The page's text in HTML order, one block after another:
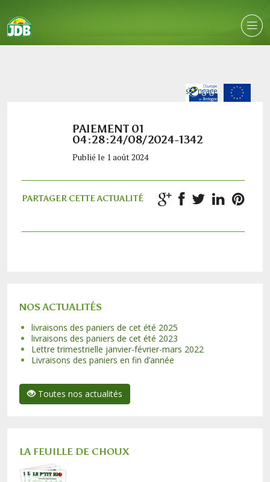
PAIEMENT 01
04:28:24/08/2024-1342
Publié le 1 août 2024
PARTAGER CETTE ACTUALITÉ
NOS ACTUALITÉS
livraisons des paniers de cet été 2025
livraisons des paniers de cet été 2023
Lettre trimestrielle janvier-février-mars 2022
Livraisons des paniers en fin d’année
Toutes nos actualités
LA FEUILLE DE CHOUX